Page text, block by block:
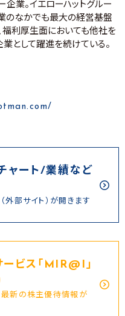
企業。イエローハットグルー
のなかでも最大の経営基盤
福利厚生面においても他社を
業として躍進を続けている。
ャート/業績など
部サイト）が開きます
ービス｢MIR@I｣
最新の株主優待情報が